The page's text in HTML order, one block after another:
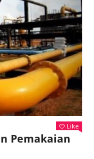
Like
Pemakaian